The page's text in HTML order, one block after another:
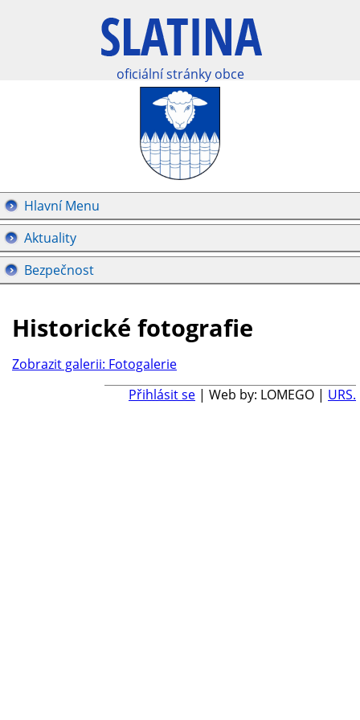
oficiální stránky obce
Hlavní Menu
Aktuality
Bezpečnost
Historické fotografie
Zobrazit galerii: Fotogalerie
Přihlásit se | Web by: LOMEGO | URS.